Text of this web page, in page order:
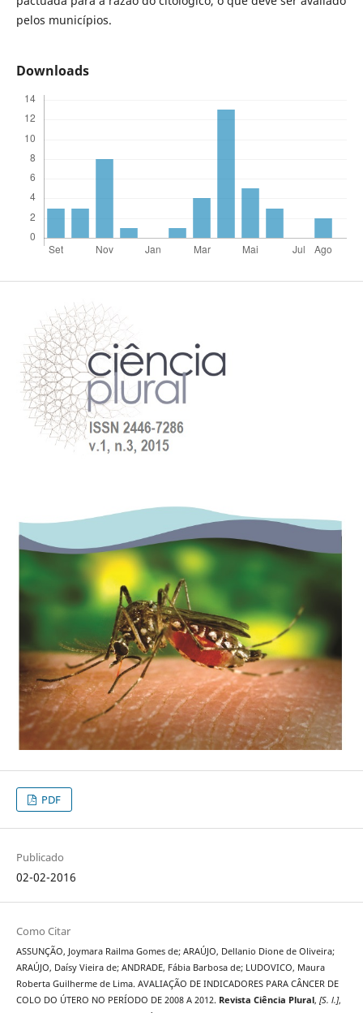
pelos municípios.
Downloads
PDF
Publicado
02-02-2016
Como Citar
ASSUNÇÃO, Joymara Railma Gomes de; ARAÚJO, Dellanio Dione de Oliveira;
ARAÚJO, Daísy Vieira de; ANDRADE, Fábia Barbosa de; LUDOVICO, Maura
Roberta Guilherme de Lima. AVALIAÇÃO DE INDICADORES PARA CÂNCER DE
COLO DO ÚTERO NO PERÍODO DE 2008 A 2012. Revista Ciência Plural, [S. l.],